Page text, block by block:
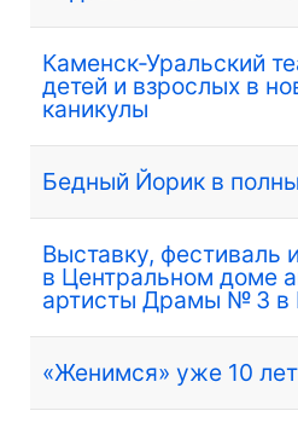
Каменск-Уральский
детей и взрослых в
каникулы
Бедный Йорик в
Выставку, фестиваль
в Центральном доме
артисты Драмы № 3 в
«Женимся» уже 10 лет